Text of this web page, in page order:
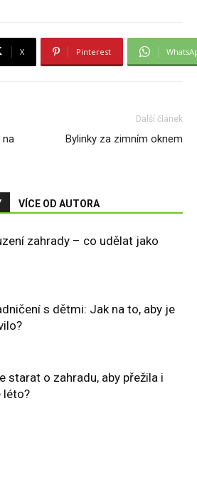
X Pinterest
na
Další článek
Bylinky za zimním oknem
VÍCE OD AUTORA
zahrady – co udělat jako
s dětmi: Jak na to, aby je
starat o zahradu, aby přežila i
léto?